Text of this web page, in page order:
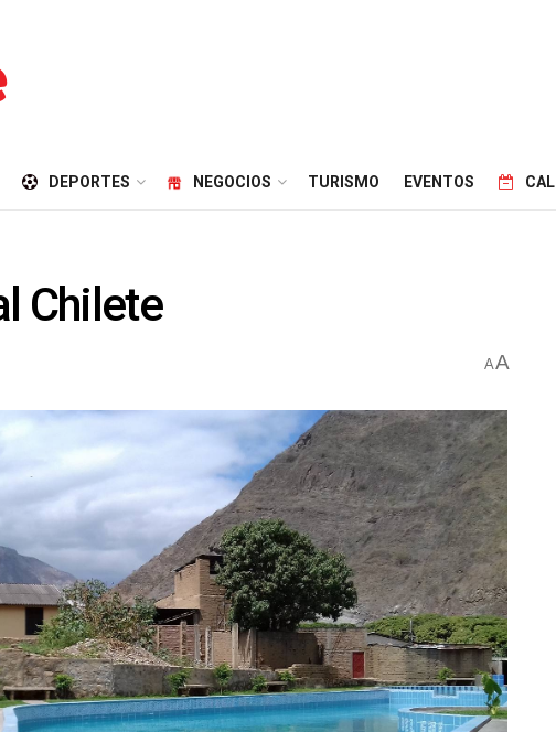
DEPORTES NEGOCIOS TURISMO EVENTOS
Chilete
AA